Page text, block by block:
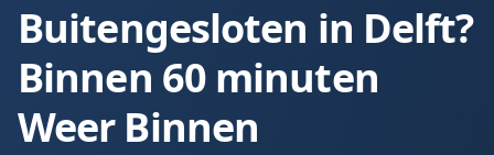
Buitengesloten in Delft?
Binnen 60 minuten
Weer Binnen